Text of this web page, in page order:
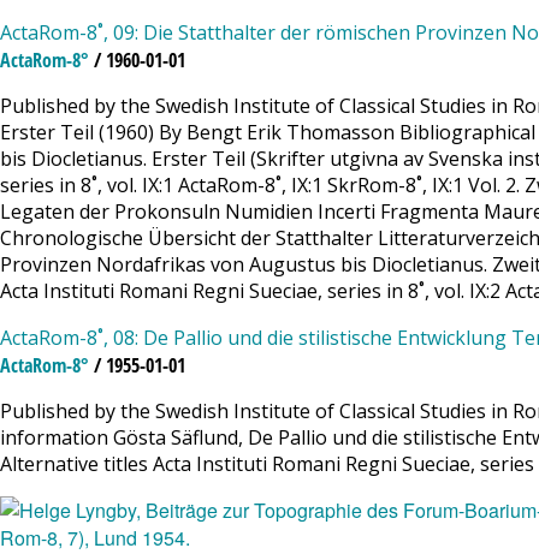
ActaRom-8˚, 09: Die Statthalter der römischen Provinzen
ActaRom-8° / 1960-01-01
Published by the Swedish Institute of Classical Studies in
Erster Teil (1960) By Bengt Erik Thomasson
bis Diocletianus. Erster Teil (Skrifter utgivna av Svenska
series in 8˚, vol. IX:1 ActaRom-8˚, IX:1 SkrRom-8˚, IX:1
Legaten der Prokonsuln Numidien Incerti Fragmenta
Chronologische Übersicht der Statthalter
Provinzen Nordafrikas von Augustus bis Diocletianus.
Acta Instituti Romani Regni Sueciae, series in 8˚, vol. IX:2
ActaRom-8˚, 08: De Pallio und die stilistische Entwicklung
ActaRom-8° / 1955-01-01
Published by the Swedish Institute of Classical Studies in
information Gösta Säflund, De Pallio und die stilistische
Alternative titles Acta Instituti Romani Regni Sueciae, series